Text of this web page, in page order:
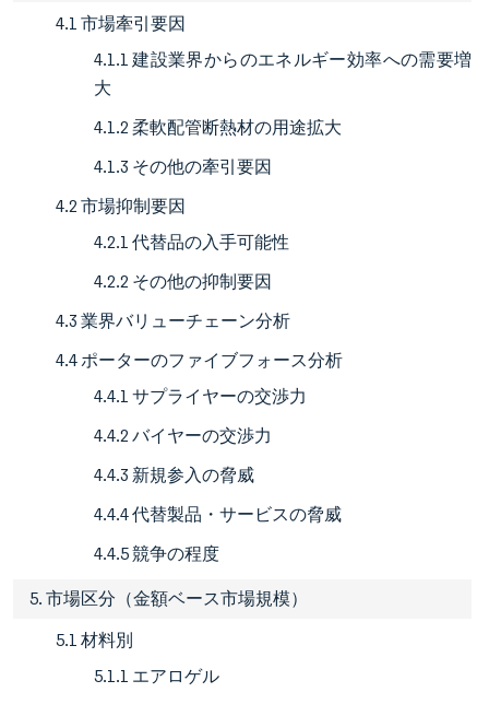
4.1 市場牽引要因
4.1.1 建設業界からのエネルギー効率への需要増
大
4.1.2 柔軟配管断熱材の用途拡大
4.1.3 その他の牽引要因
4.2 市場抑制要因
4.2.1 代替品の入手可能性
4.2.2 その他の抑制要因
4.3 業界バリューチェーン分析
4.4 ポーターのファイブフォース分析
4.4.1 サプライヤーの交渉力
4.4.2 バイヤーの交渉力
4.4.3 新規参入の脅威
4.4.4 代替製品・サービスの脅威
4.4.5 競争の程度
5. 市場区分（金額ベース市場規模）
5.1 材料別
5.1.1 エアロゲル